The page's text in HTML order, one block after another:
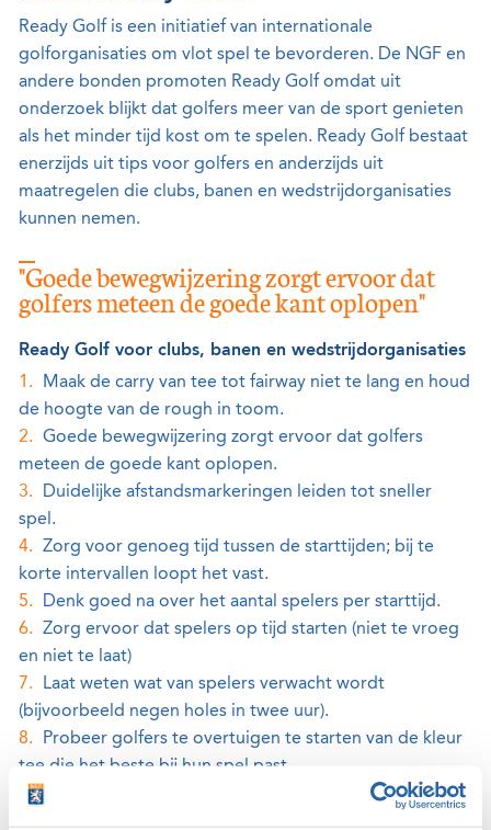
Ready Golf is een initiatief van internationale
golforganisaties om vlot spel te bevorderen. De NGF en
andere bonden promoten Ready Golf omdat uit
onderzoek blijkt dat golfers meer van de sport genieten
als het minder tijd kost om te spelen. Ready Golf bestaat
enerzijds uit tips voor golfers en anderzijds uit
maatregelen die clubs, banen en wedstrijdorganisaties
kunnen nemen.
"Goede bewegwijzering zorgt ervoor dat
golfers meteen de goede kant oplopen"
Ready Golf voor clubs, banen en wedstrijdorganisaties
Maak de carry van tee tot fairway niet te lang en houd
de hoogte van de rough in toom.
Goede bewegwijzering zorgt ervoor dat golfers
meteen de goede kant oplopen.
Duidelijke afstandsmarkeringen leiden tot sneller
spel.
Zorg voor genoeg tijd tussen de starttijden; bij te
korte intervallen loopt het vast.
Denk goed na over het aantal spelers per starttijd.
Zorg ervoor dat spelers op tijd starten (niet te vroeg
en niet te laat)
Laat weten wat van spelers verwacht wordt
(bijvoorbeeld negen holes in twee uur).
Probeer golfers te overtuigen te starten van de kleur
tee die het beste bij hun spel past.
De snelheid van de greens en de pinposities hebben